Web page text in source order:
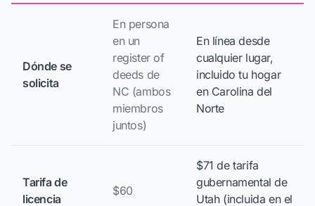
Dónde se
solicita
En persona
en un
register of
deeds de
NC (ambos
miembros
juntos)
En línea desde
cualquier lugar,
incluido tu hogar
en Carolina del
Norte
Tarifa de
licencia
$60
$71 de tarifa
gubernamental de
Utah (incluida en el